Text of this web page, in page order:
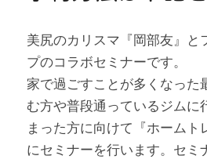
美尻のカリスマ『岡部友』と
プのコラボセミナーです。
家で過ごすことが多くなった
む方や普段通っているジムに
まった方に向けて『ホームト
にセミナーを行います。セミ